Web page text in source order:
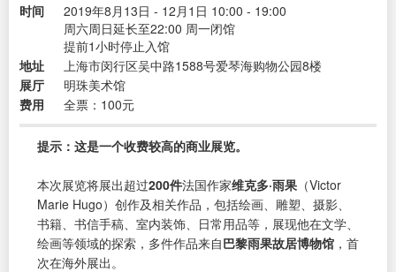
时间
2019年8月13日 - 12月1日 10:00 - 19:00
周六周日延长至22:00 周一闭馆
提前1小时停止入馆
地址
上海市闵行区吴中路1588号爱琴海购物公园8楼
展厅
明珠美术馆
费用
全票：100元
提示：这是一个收费较高的商业展览。
本次展览将展出超过200件法国作家维克多·雨果 （Victor
Marie Hugo）创作及相关作品，包括绘画、雕塑、摄影、
书籍、书信手稿、室内装饰、日常用品等，展现他在文学、
绘画等领域的探索，多件作品来自巴黎雨果故居博物馆 ，首
次在海外展出。